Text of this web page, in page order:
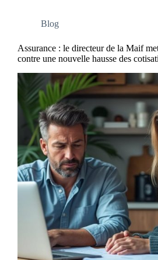
Blog
Assurance : le directeur de la Maif
contre une nouvelle hausse des